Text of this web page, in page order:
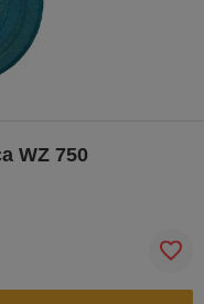
WZ 750